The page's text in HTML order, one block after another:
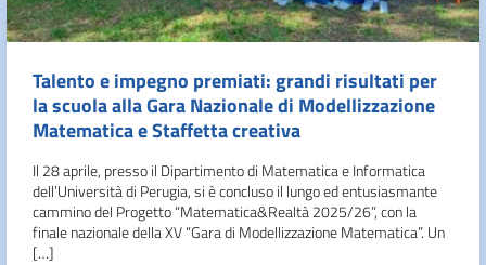
Talento e impegno premiati: grandi risultati per
la scuola alla Gara Nazionale di Modellizzazione
Matematica e Staffetta creativa
Il 28 aprile, presso il Dipartimento di Matematica e Informatica
dell’Università di Perugia, si è concluso il lungo ed entusiasmante
cammino del Progetto “Matematica&Realtà 2025/26”, con la
finale nazionale della XV “Gara di Modellizzazione Matematica”. Un
[…]